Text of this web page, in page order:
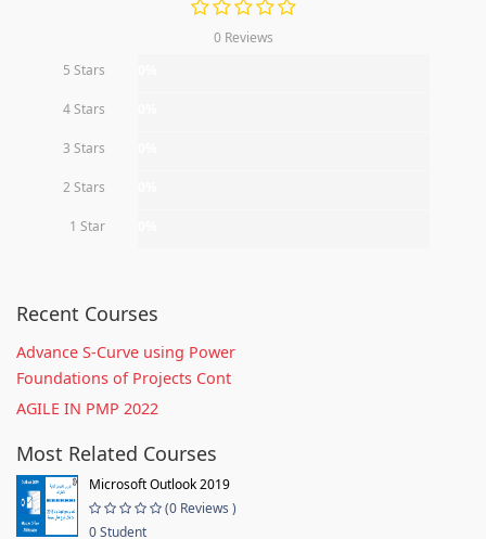
0 Reviews
5 Stars
4 Stars
3 Stars
2 Stars
1 Star
Recent Courses
Advance S-Curve using Power
Foundations of Projects Cont
AGILE IN PMP 2022
Most Related Courses
Microsoft Outlook 2019
(0 Reviews )
0 Student